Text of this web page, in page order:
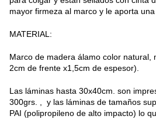
mayor firmeza al marco y le aporta
MATERIAL:
Marco de madera álamo color natural,
2cm de frente x1,5cm de espesor).
Las láminas hasta 30x40cm. son
300grs. , y las láminas de tamaños
PAI (polipropileno de alto impacto) lo